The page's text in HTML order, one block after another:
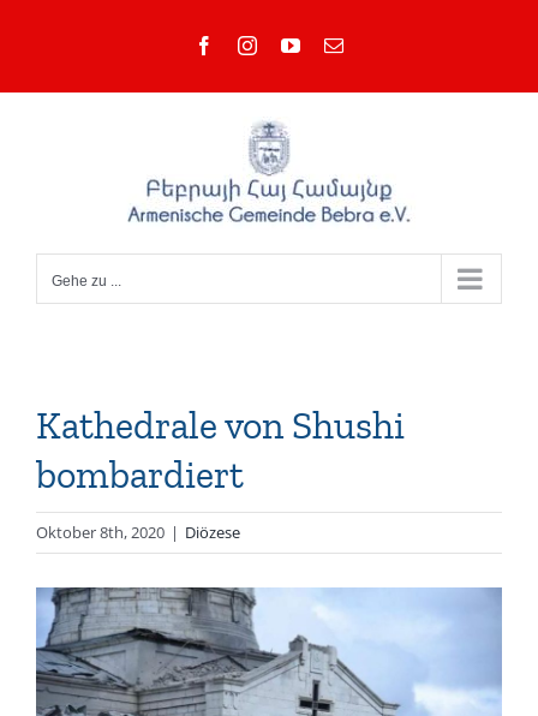
FacebookInstagramYouTube
E-
Gehe zu ...
Kathedrale von Shushi
bombardiert
Oktober 8th, 2020 | Diözese